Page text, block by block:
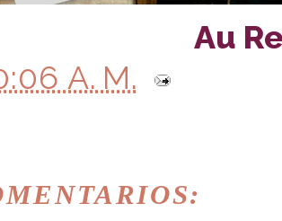
Au
A. M.